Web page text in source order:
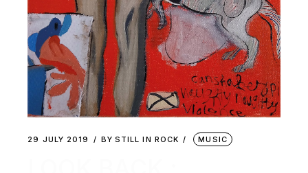
29 JULY 2019 BY STILL IN ROCK MUSIC